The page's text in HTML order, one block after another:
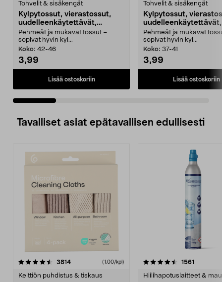
Tohvelit & sisäkengät
Kylpytossut, vierastossut,
uudelleenkäytettävät,
harmaat
Pehmeät ja mukavat tossut –
sopivat hyvin kyl...
Koko: 42-46
3,99
Lisää ostoskoriin
Tohvelit & sisäkengät
Kylpytossut,
uudelleenkäytettävät,
harmaat
Pehmeät ja mukavat
sopivat hyvin kyl...
Koko: 37-41
3,99
Lisää ostoskoriin
Tavalliset asiat epätavallisen edullisesti
3814arvostelut (1,00/kpl)
Keittiön puhdistus & tiskaus
4.5viidestä
1561
Hiilihapotuslaitteet &
4.5viidestä